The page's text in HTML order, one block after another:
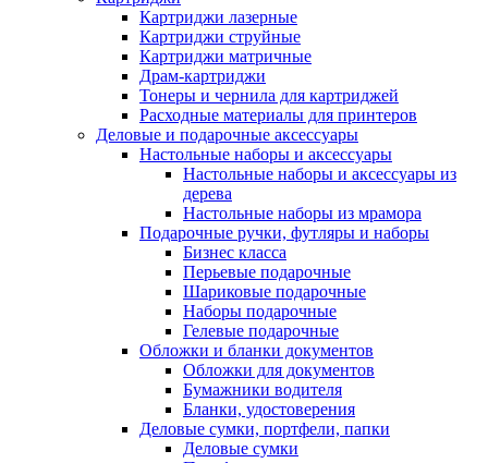
Картриджи лазерные
Картриджи струйные
Картриджи матричные
Драм-картриджи
Тонеры и чернила для картриджей
Расходные материалы для принтеров
Деловые и подарочные аксессуары
Настольные наборы и аксессуары
Настольные наборы и аксессуары из
дерева
Настольные наборы из мрамора
Подарочные ручки, футляры и наборы
Бизнес класса
Перьевые подарочные
Шариковые подарочные
Наборы подарочные
Гелевые подарочные
Обложки и бланки документов
Обложки для документов
Бумажники водителя
Бланки, удостоверения
Деловые сумки, портфели, папки
Деловые сумки